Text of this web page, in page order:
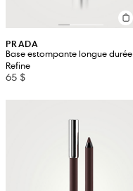
PRADA
Base estompante longue durée
Refine
65 $